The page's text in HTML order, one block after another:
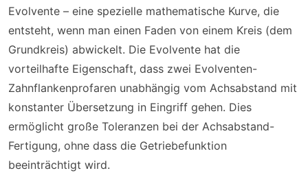
Evolvente – eine spezielle mathematische Kurve, die
entsteht, wenn man einen Faden von einem Kreis (dem
Grundkreis) abwickelt. Die Evolvente hat die
vorteilhafte Eigenschaft, dass zwei Evolventen-
Zahnflankenprofaren unabhängig vom Achsabstand mit
konstanter Übersetzung in Eingriff gehen. Dies
ermöglicht große Toleranzen bei der Achsabstand-
Fertigung, ohne dass die Getriebefunktion
beeinträchtigt wird.